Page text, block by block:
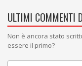
ULTIMI COMMENTI
Non è ancora stato
essere il primo?